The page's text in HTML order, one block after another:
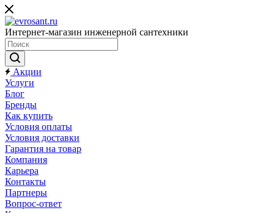
Интернет-магазин инженерной сантехники
Акции
Услуги
Блог
Бренды
Как купить
Условия оплаты
Условия доставки
Гарантия на товар
Компания
Карьера
Контакты
Партнеры
Вопрос-ответ